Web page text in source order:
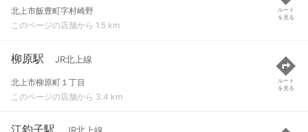
北上市飯豊町字村崎野
このページの店舗から 1.5 km
ルート
を見る
柳原駅 JR北上線
北上市柳原町１丁目
このページの店舗から 3.4 km
ルート
を見る
江釣子駅